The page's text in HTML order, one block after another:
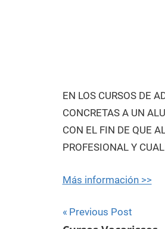
EN LOS CURSOS DE
CONCRETAS A UN
CON EL FIN DE QUE
PROFESIONAL Y
Más información >>
Navegación
Previous Post